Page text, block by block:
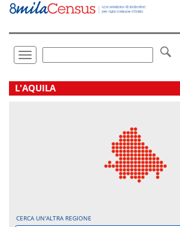
Vai
direttamente
Toggle
navigation
L'AQUILA
CERCA UN'ALTRA REGIONE